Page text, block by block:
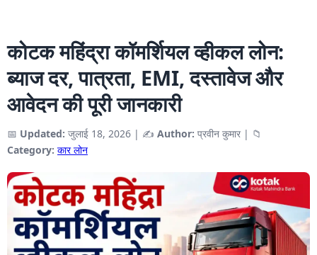
कोटक महिंद्रा कॉमर्शियल व्हीकल लोन:
ब्याज दर, पात्रता, EMI, दस्तावेज और
आवेदन की पूरी जानकारी
📅 Updated: जुलाई 18, 2026 | ✍️ Author: प्रवीन कुमार | 📁
Category: कार लोन